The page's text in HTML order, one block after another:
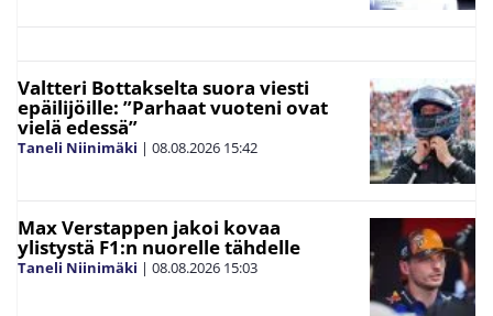
Valtteri Bottakselta suora viesti
epäilijöille: ”Parhaat vuoteni ovat
vielä edessä”
Taneli Niinimäki | 08.08.2026 15:42
Max Verstappen jakoi kovaa
ylistystä F1:n nuorelle tähdelle
Taneli Niinimäki | 08.08.2026 15:03